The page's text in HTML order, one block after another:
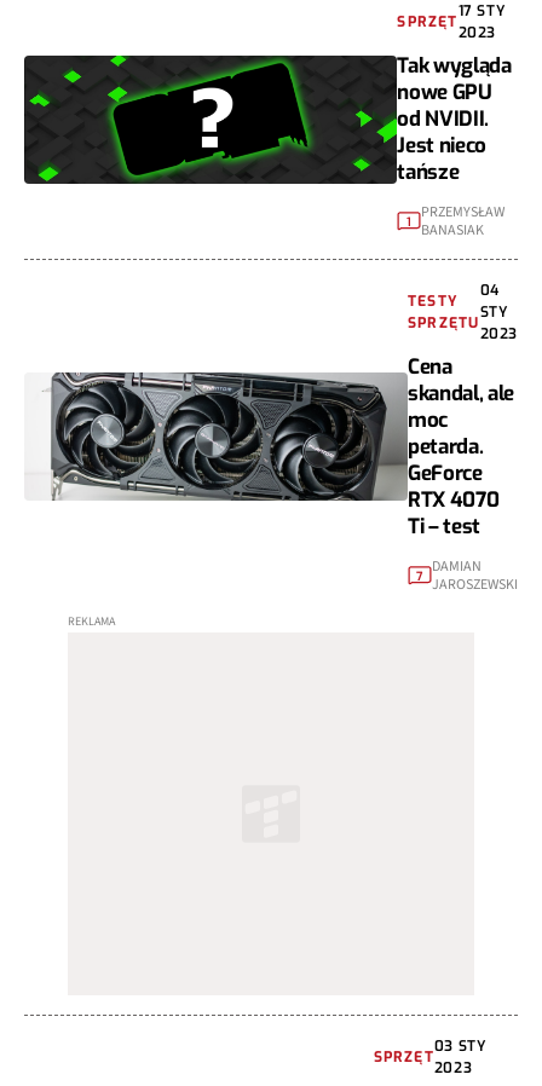
SPRZĘT
17 STY
2023
Tak wygląda
nowe GPU
od NVIDII.
Jest nieco
tańsze
1
PRZEMYSŁAW
BANASIAK
TESTY
SPRZĘTU
04
STY
2023
Cena
skandal, ale
moc
petarda.
GeForce
RTX 4070
Ti – test
7
DAMIAN
JAROSZEWSKI
SPRZĘT
03 STY
2023